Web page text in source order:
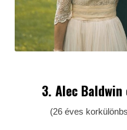
3. Alec Baldwin
(26 éves